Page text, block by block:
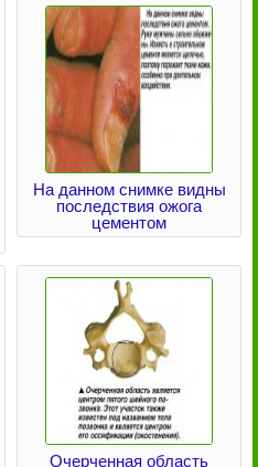
На данном снимке видны
последствия ожога
цементом
Очерченная область